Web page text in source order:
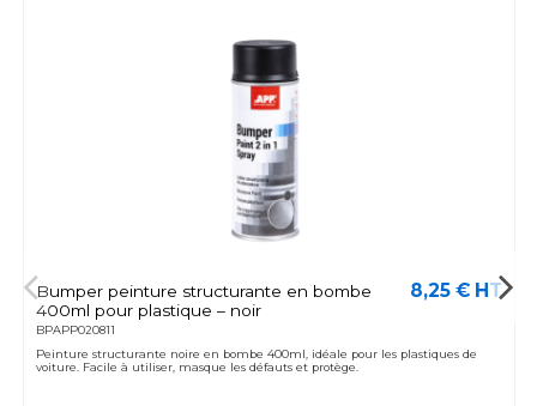
Bumper peinture structurante en bombe
400ml pour plastique – noir
BPAPP020811
8,25 € HT
Peinture structurante noire en bombe 400ml, idéale pour les plastiques de
voiture. Facile à utiliser, masque les défauts et protège.